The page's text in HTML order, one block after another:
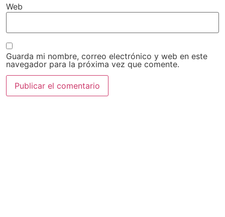
Web
Guarda mi nombre, correo electrónico y web en este
navegador para la próxima vez que comente.